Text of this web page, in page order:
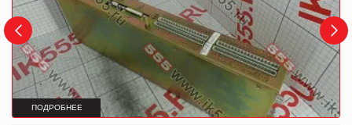
ПОДРОБНЕЕ